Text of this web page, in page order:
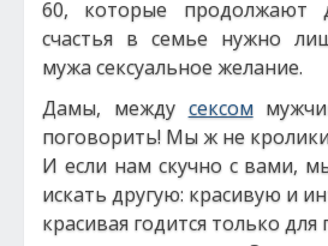
60, которые продолжают
счастья в семье нужно
мужа сексуальное желание.
Дамы, между сексом
поговорить! Мы ж не
И если нам скучно с вами,
искать другую: красивую и
красивая годится только для